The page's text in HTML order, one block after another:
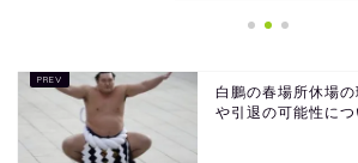
白鵬の春場所休場
や引退の可能性につ